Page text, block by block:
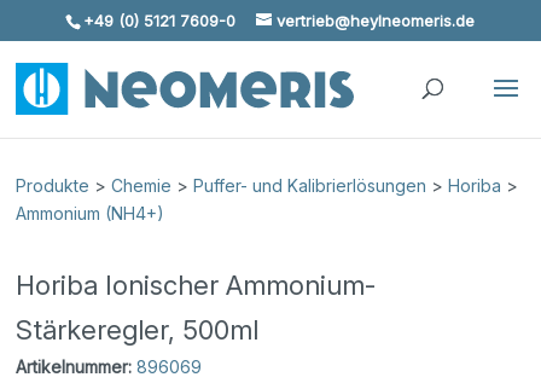
Skip To Content
+49 (0) 5121 7609-0 vertrieb@heylneomeris.de
Produkte >Chemie >Puffer- und Kalibrierlösungen >Horiba >
Ammonium (NH4+)
Horiba Ionischer Ammonium-
Stärkeregler, 500ml
Artikelnummer: 896069